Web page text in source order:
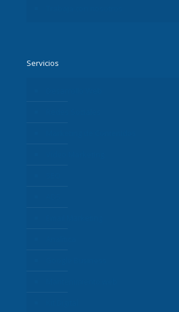
Servicios